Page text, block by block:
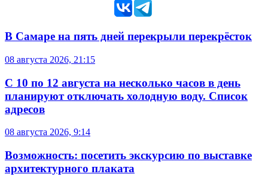
В Самаре на пять дней перекрыли перекрёсток
08 августа 2026, 21:15
С 10 по 12 августа на несколько часов в день
планируют отключать холодную воду. Список
адресов
08 августа 2026, 9:14
Возможность: посетить экскурсию по выставке
архитектурного плаката